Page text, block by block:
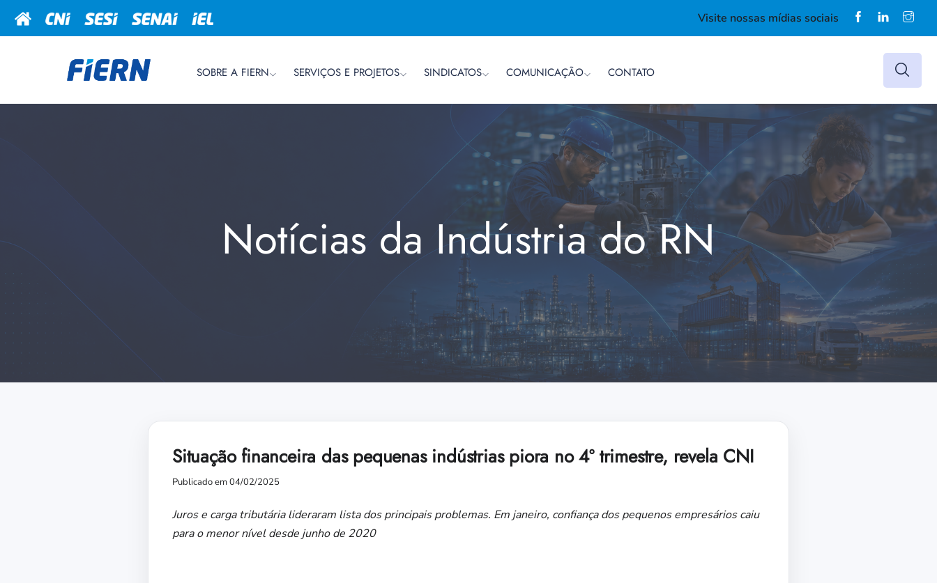
Visite nossas mídias sociais
SOBRE A FIERN SERVIÇOS E PROJETOS SINDICATOS COMUNICAÇÃO CONTATO
Notícias da Indústria do RN
Situação financeira das pequenas indústrias piora no 4º trimestre, revela CNI
Publicado em 04/02/2025
Juros e carga tributária lideraram lista dos principais problemas. Em janeiro, confiança dos pequenos empresários caiu
para o menor nível desde junho de 2020